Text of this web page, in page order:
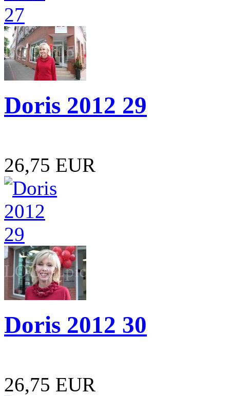
Doris 2012 29
26,75 EUR
Doris 2012 30
26,75 EUR